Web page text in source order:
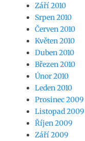
Září 2010
Srpen 2010
Červen 2010
Květen 2010
Duben 2010
Březen 2010
Únor 2010
Leden 2010
Prosinec 2009
Listopad 2009
Říjen 2009
Září 2009